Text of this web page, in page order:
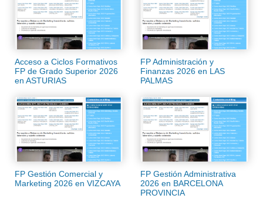
Acceso a Ciclos Formativos
FP de Grado Superior 2026
en ASTURIAS
FP Administración y
Finanzas 2026 en LAS
PALMAS
FP Gestión Comercial y
Marketing 2026 en VIZCAYA
FP Gestión Administrativa
2026 en BARCELONA
PROVINCIA